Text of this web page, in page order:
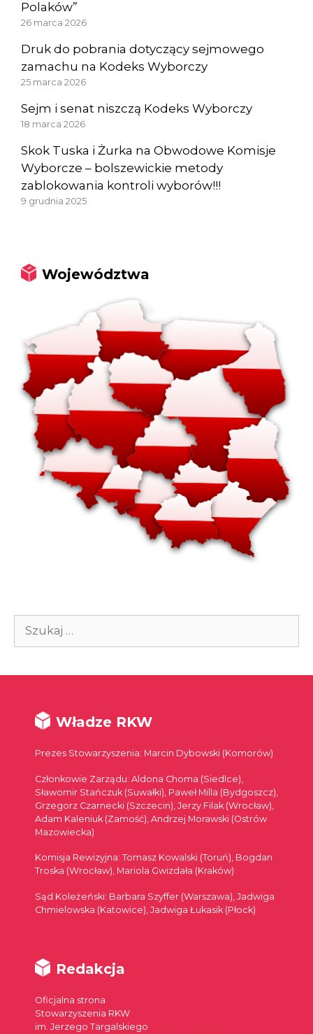
Polaków”
26 marca 2026
Druk do pobrania dotyczący sejmowego
zamachu na Kodeks Wyborczy
25 marca 2026
Sejm i senat niszczą Kodeks Wyborczy
18 marca 2026
Skok Tuska i Żurka na Obwodowe Komisje
Wyborcze – bolszewickie metody
zablokowania kontroli wyborów!!!
9 grudnia 2025
Województwa
Szukaj:
Władze RKW
Prezes Stowarzyszenia: Marcin Dybowski (Komorów)
Członkowie Zarządu: Aldona Choma (Siedlce),
Sławomir Stańczuk (Suwałki), Paweł Milla (Bydgoszcz),
Grzegorz Czarnecki (Szczecin), Jerzy Filak (Wrocław),
Adam Kaleniuk (Zamość), Andrzej Morawski (Ostrów
Mazowiecka)
Komisja Rewizyjna: Tomasz Kowalski (Toruń), Bogdan
Troska (Wrocław), Mariola Gwizdała (Kraków)
Sąd Koleżeński: Barbara Szyffer (Warszawa), Jadwiga
Chmielowska (Katowice), Jadwiga Łukasik (Płock)
Redakcja
Oficjalna strona
Stowarzyszenia RKW
im. Jerzego Targalskiego